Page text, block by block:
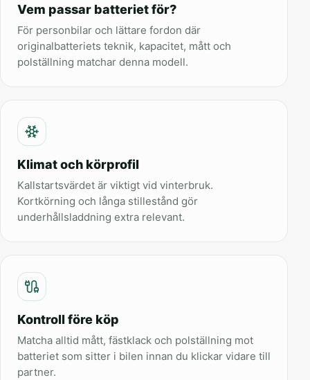
Vem passar batteriet för?
För personbilar och lättare fordon där
originalbatteriets teknik, kapacitet, mått och
polställning matchar denna modell.
Klimat och körprofil
Kallstartsvärdet är viktigt vid vinterbruk.
Kortkörning och långa stillestånd gör
underhållsladdning extra relevant.
Kontroll före köp
Matcha alltid mått, fästklack och polställning mot
batteriet som sitter i bilen innan du klickar vidare till
partner.